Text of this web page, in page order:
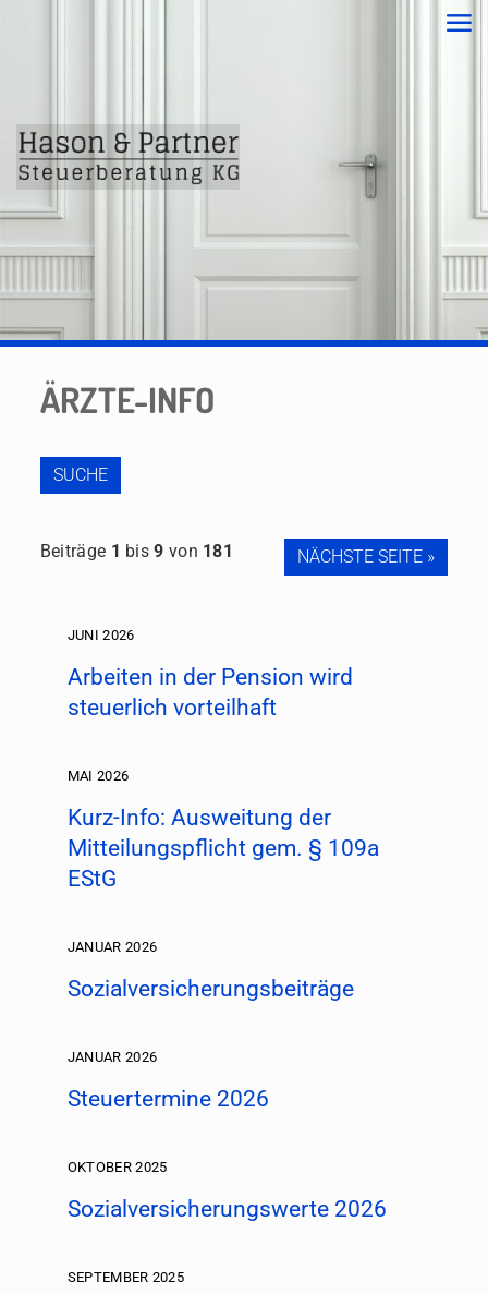
ÄRZTE-INFO
SUCHE
Beiträge 1 bis9 von 181 NÄCHSTE SEITE »
JUNI 2026
Arbeiten in der Pension wird
steuerlich vorteilhaft
MAI 2026
Kurz-Info: Ausweitung der
Mitteilungspflicht gem. § 109a
EStG
JANUAR 2026
Sozialversicherungsbeiträge
JANUAR 2026
Steuertermine 2026
OKTOBER 2025
Sozialversicherungswerte 2026
SEPTEMBER 2025